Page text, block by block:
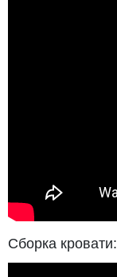
Сборка кровати: